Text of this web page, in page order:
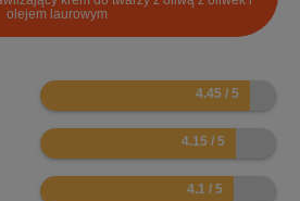
olejem laurowym
8.9
8.3
8.2